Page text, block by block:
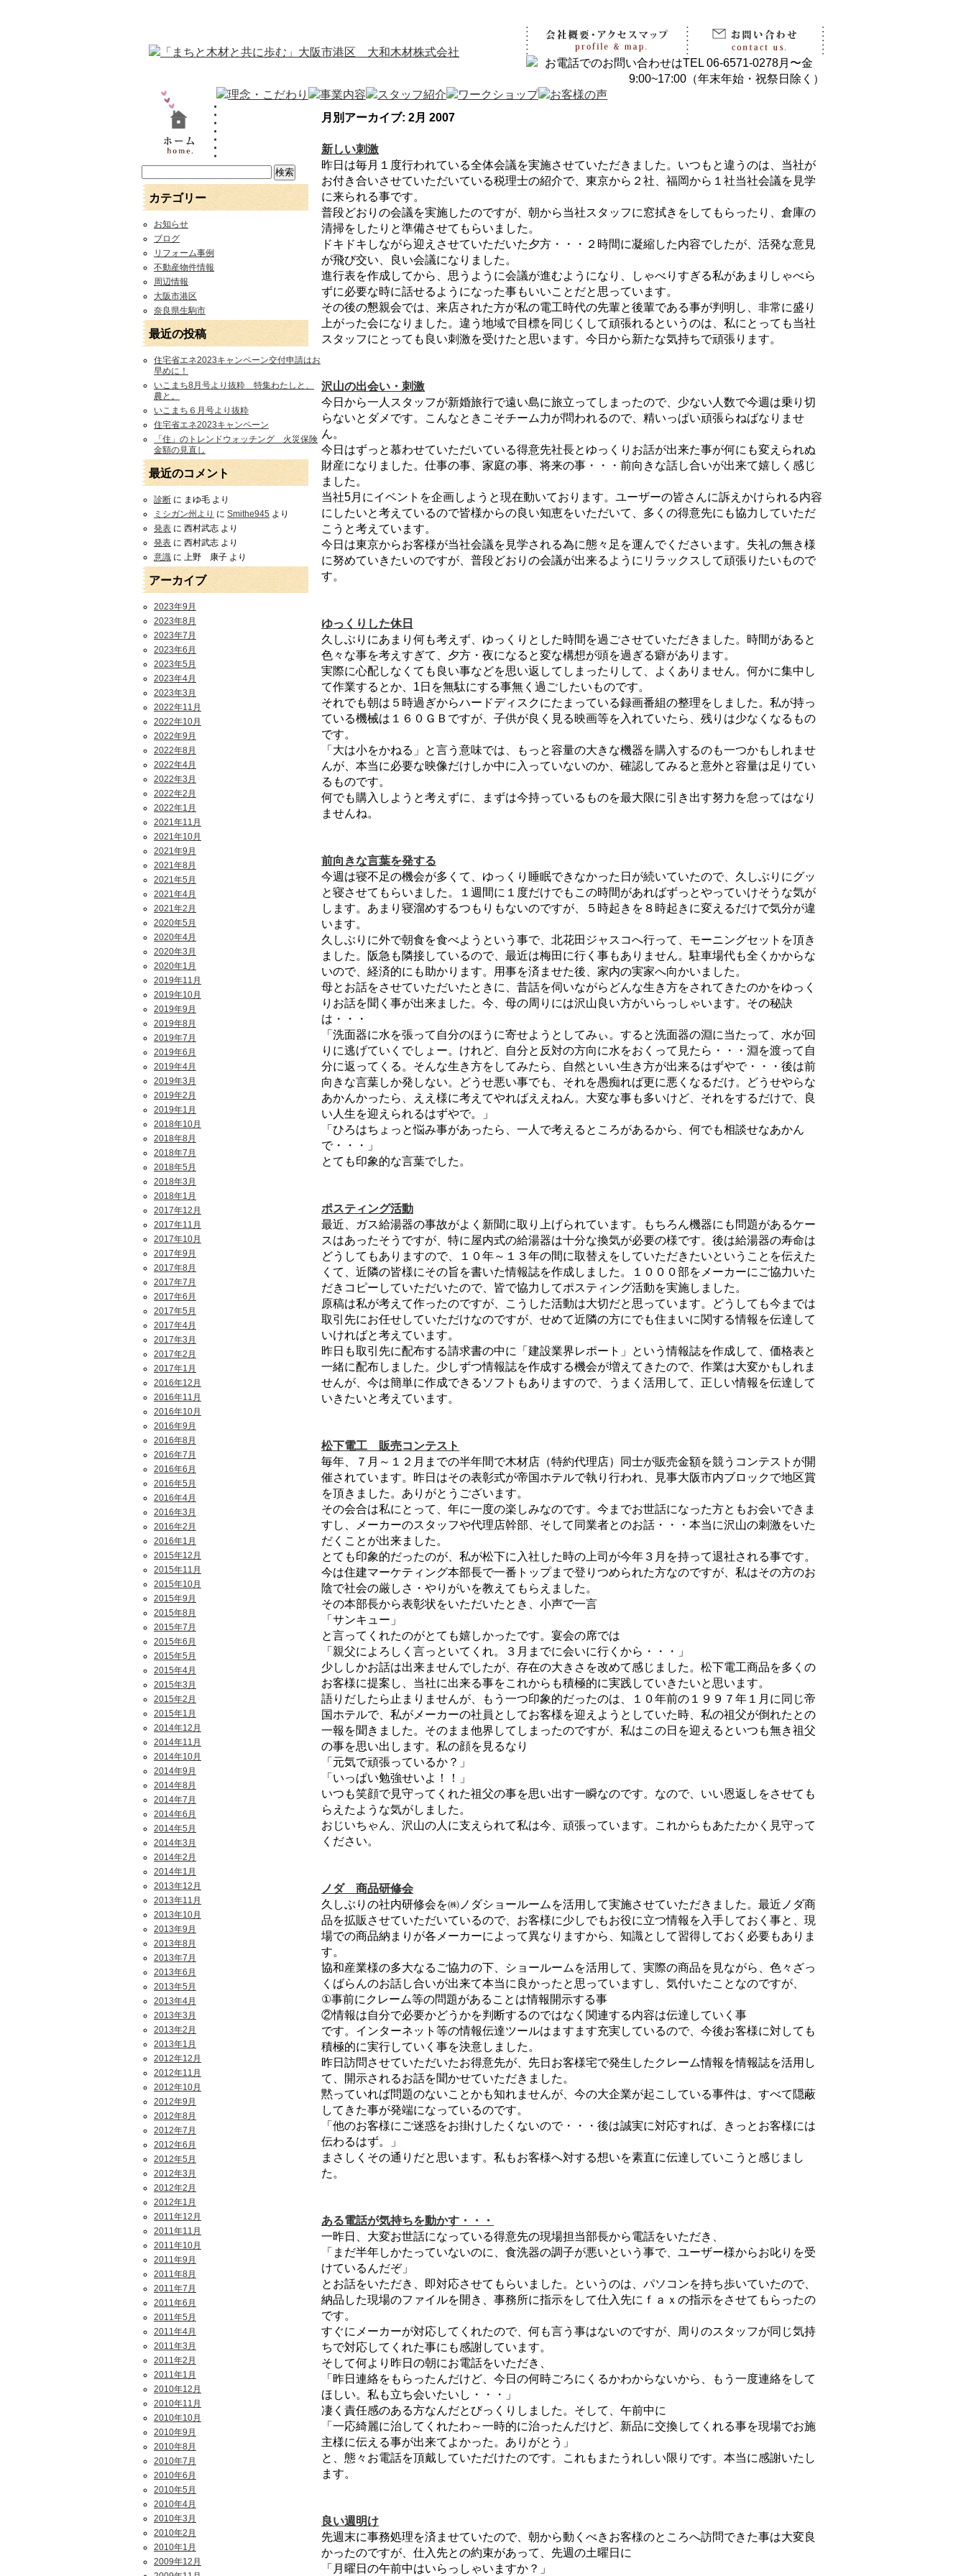
月別アーカイブ: 2月 2007
新しい刺激
昨日は毎月１度行われている全体会議を実施させていただきました。いつもと違うのは、当社が
お付き合いさせていただいている税理士の紹介で、東京から２社、福岡から１社当社会議を見学
に来られる事です。
普段どおりの会議を実施したのですが、朝から当社スタッフに窓拭きをしてもらったり、倉庫の
清掃をしたりと準備させてもらいました。
ドキドキしながら迎えさせていただいた夕方・・・２時間に凝縮した内容でしたが、活発な意見
が飛び交い、良い会議になりました。
進行表を作成してから、思うように会議が進むようになり、しゃべりすぎる私があまりしゃべら
ずに必要な時に話せるようになった事もいいことだと思っています。
その後の懇親会では、来店された方が私の電工時代の先輩と後輩である事が判明し、非常に盛り
上がった会になりました。違う地域で目標を同じくして頑張れるというのは、私にとっても当社
スタッフにとっても良い刺激を受けたと思います。今日から新たな気持ちで頑張ります。
沢山の出会い・刺激
今日から一人スタッフが新婚旅行で遠い島に旅立ってしまったので、少ない人数で今週は乗り切
らないとダメです。こんなときこそチーム力が問われるので、精いっぱい頑張らねばなりませ
ん。
今日はずっと慕わせていただいている得意先社長とゆっくりお話が出来た事が何にも変えられぬ
財産になりました。仕事の事、家庭の事、将来の事・・・前向きな話し合いが出来て嬉しく感じ
ました。
当社5月にイベントを企画しようと現在動いております。ユーザーの皆さんに訴えかけられる内容
にしたいと考えているので皆様からの良い知恵をいただいて、多くの得意先にも協力していただ
こうと考えています。
今日は東京からお客様が当社会議を見学される為に態々足を運んでくださいます。失礼の無き様
に努めていきたいのですが、普段どおりの会議が出来るようにリラックスして頑張りたいもので
す。
ゆっくりした休日
久しぶりにあまり何も考えず、ゆっくりとした時間を過ごさせていただきました。時間があると
色々な事を考えすぎて、夕方・夜になると変な構想が頭を過ぎる癖があります。
実際に心配しなくても良い事などを思い返してしまったりして、よくありません。何かに集中し
て作業するとか、1日を無駄にする事無く過ごしたいものです。
それでも朝は５時過ぎからハードディスクにたまっている録画番組の整理をしました。私が持っ
ている機械は１６０ＧＢですが、子供が良く見る映画等を入れていたら、残りは少なくなるもの
です。
「大は小をかねる」と言う意味では、もっと容量の大きな機器を購入するのも一つかもしれませ
んが、本当に必要な映像だけしか中に入っていないのか、確認してみると意外と容量は足りてい
るものです。
何でも購入しようと考えずに、まずは今持っているものを最大限に引き出す努力を怠ってはなり
ませんね。
前向きな言葉を発する
今週は寝不足の機会が多くて、ゆっくり睡眠できなかった日が続いていたので、久しぶりにグッ
と寝させてもらいました。１週間に１度だけでもこの時間があればずっとやっていけそうな気が
します。あまり寝溜めするつもりもないのですが、５時起きを８時起きに変えるだけで気分が違
います。
久しぶりに外で朝食を食べようという事で、北花田ジャスコへ行って、モーニングセットを頂き
ました。阪急も隣接しているので、最近は梅田に行く事もありません。駐車場代も全くかからな
いので、経済的にも助かります。用事を済ませた後、家内の実家へ向かいました。
母とお話をさせていただいたときに、昔話を伺いながらどんな生き方をされてきたのかをゆっく
りお話を聞く事が出来ました。今、母の周りには沢山良い方がいらっしゃいます。その秘訣
は・・・
「洗面器に水を張って自分のほうに寄せようとしてみぃ。すると洗面器の淵に当たって、水が回
りに逃げていくでしょー。けれど、自分と反対の方向に水をおくって見たら・・・淵を渡って自
分に返ってくる。そんな生き方をしてみたら、自然といい生き方が出来るはずやで・・・後は前
向きな言葉しか発しない。どうせ悪い事でも、それを愚痴れば更に悪くなるだけ。どうせやらな
あかんかったら、ええ様に考えてやればええねん。大変な事も多いけど、それをするだけで、良
い人生を迎えられるはずやで。」
「ひろはちょっと悩み事があったら、一人で考えるところがあるから、何でも相談せなあかん
で・・・」
とても印象的な言葉でした。
ポスティング活動
最近、ガス給湯器の事故がよく新聞に取り上げられています。もちろん機器にも問題があるケー
スはあったそうですが、特に屋内式の給湯器は十分な換気が必要の様です。後は給湯器の寿命は
どうしてもありますので、１０年～１３年の間に取替えをしていただきたいということを伝えた
くて、近隣の皆様にその旨を書いた情報誌を作成しました。１０００部をメーカーにご協力いた
だきコピーしていただいたので、皆で協力してポスティング活動を実施しました。
原稿は私が考えて作ったのですが、こうした活動は大切だと思っています。どうしても今までは
取引先にお任せしていただけなのですが、せめて近隣の方にでも住まいに関する情報を伝達して
いければと考えています。
昨日も取引先に配布する請求書の中に「建設業界レポート」という情報誌を作成して、価格表と
一緒に配布しました。少しずつ情報誌を作成する機会が増えてきたので、作業は大変かもしれま
せんが、今は簡単に作成できるソフトもありますので、うまく活用して、正しい情報を伝達して
いきたいと考えています。
松下電工 販売コンテスト
毎年、７月～１２月までの半年間で木材店（特約代理店）同士が販売金額を競うコンテストが開
催されています。昨日はその表彰式が帝国ホテルで執り行われ、見事大阪市内ブロックで地区賞
を頂きました。ありがとうございます。
その会合は私にとって、年に一度の楽しみなのです。今までお世話になった方ともお会いできま
すし、メーカーのスタッフや代理店幹部、そして同業者とのお話・・・本当に沢山の刺激をいた
だくことが出来ました。
とても印象的だったのが、私が松下に入社した時の上司が今年３月を持って退社される事です。
今は住建マーケティング本部長で一番トップまで登りつめられた方なのですが、私はその方のお
陰で社会の厳しさ・やりがいを教えてもらえました。
その本部長から表彰状をいただいたとき、小声で一言
「サンキュー」
と言ってくれたのがとても嬉しかったです。宴会の席では
「親父によろしく言っといてくれ。３月までに会いに行くから・・・」
少ししかお話は出来ませんでしたが、存在の大きさを改めて感じました。松下電工商品を多くの
お客様に提案し、当社に出来る事をこれからも積極的に実践していきたいと思います。
語りだしたら止まりませんが、もう一つ印象的だったのは、１０年前の１９９７年１月に同じ帝
国ホテルで、私がメーカーの社員としてお客様を迎えようとしていた時、私の祖父が倒れたとの
一報を聞きました。そのまま他界してしまったのですが、私はこの日を迎えるといつも無き祖父
の事を思い出します。私の顔を見るなり
「元気で頑張っているか？」
「いっぱい勉強せいよ！！」
いつも笑顔で見守ってくれた祖父の事を思い出す一瞬なのです。なので、いい恩返しをさせても
らえたような気がしました。
おじいちゃん、沢山の人に支えられて私は今、頑張っています。これからもあたたかく見守って
ください。
ノダ 商品研修会
久しぶりの社内研修会を㈱ノダショールームを活用して実施させていただきました。最近ノダ商
品を拡販させていただいているので、お客様に少しでもお役に立つ情報を入手しておく事と、現
場での商品納まりが各メーカーによって異なりますから、知識として習得しておく必要もありま
す。
協和産業様の多大なるご協力の下、ショールームを活用して、実際の商品を見ながら、色々ざっ
くばらんのお話し合いが出来て本当に良かったと思っていますし、気付いたことなのですが、
①事前にクレーム等の問題があることは情報開示する事
②情報は自分で必要かどうかを判断するのではなく関連する内容は伝達していく事
です。インターネット等の情報伝達ツールはますます充実しているので、今後お客様に対しても
積極的に実行していく事を決意しました。
昨日訪問させていただいたお得意先が、先日お客様宅で発生したクレーム情報を情報誌を活用し
て、開示されるお話を聞かせていただきました。
黙っていれば問題のないことかも知れませんが、今の大企業が起こしている事件は、すべて隠蔽
してきた事が発端になっているのです。
「他のお客様にご迷惑をお掛けしたくないので・・・後は誠実に対応すれば、きっとお客様には
伝わるはず。」
まさしくその通りだと思います。私もお客様へ対する想いを素直に伝達していこうと感じまし
た。
ある電話が気持ちを動かす・・・
一昨日、大変お世話になっている得意先の現場担当部長から電話をいただき、
「まだ半年しかたっていないのに、食洗器の調子が悪いという事で、ユーザー様からお叱りを受
けているんだぞ」
とお話をいただき、即対応させてもらいました。というのは、パソコンを持ち歩いていたので、
納品した現場のファイルを開き、事務所に指示をして仕入先にｆａｘの指示をさせてもらったの
です。
すぐにメーカーが対応してくれたので、何も言う事はないのですが、周りのスタッフが同じ気持
ちで対応してくれた事にも感謝しています。
そして何より昨日の朝にお電話をいただき、
「昨日連絡をもらったんだけど、今日の何時ごろにくるかわからないから、もう一度連絡をして
ほしい。私も立ち会いたいし・・・」
凄く責任感のある方なんだとびっくりしました。そして、午前中に
「一応綺麗に治してくれたわ～一時的に治ったんだけど、新品に交換してくれる事を現場でお施
主様に伝える事が出来てよかった。ありがとう」
と、態々お電話を頂戴していただけたのです。これもまたうれしい限りです。本当に感謝いたし
ます。
良い週明け
先週末に事務処理を済ませていたので、朝から動くべきお客様のところへ訪問できた事は大変良
かったのですが、仕入先との約束があって、先週の土曜日に
「月曜日の午前中はいらっしゃいますか？」
カテゴリー
お知らせ
ブログ
リフォーム事例
不動産物件情報
周辺情報
大阪市港区
奈良県生駒市
最近の投稿
住宅省エネ2023キャンペーン交付申請はお
早めに！
いこまち8月号より抜粋 特集わたしと、
農と。
いこまち６月号より抜粋
住宅省エネ2023キャンペーン
「住」のトレンドウォッチング 火災保険
金額の見直し
最近のコメント
診断 に まゆ毛 より
ミシガン州より に Smithe945 より
発表 に 西村武志 より
発表 に 西村武志 より
意識 に 上野 康子 より
アーカイブ
2023年9月
2023年8月
2023年7月
2023年6月
2023年5月
2023年4月
2023年3月
2022年11月
2022年10月
2022年9月
2022年8月
2022年4月
2022年3月
2022年2月
2022年1月
2021年11月
2021年10月
2021年9月
2021年8月
2021年5月
2021年4月
2021年2月
2020年5月
2020年4月
2020年3月
2020年1月
2019年11月
2019年10月
2019年9月
2019年8月
2019年7月
2019年6月
2019年4月
2019年3月
2019年2月
2019年1月
2018年10月
2018年8月
2018年7月
2018年5月
2018年3月
2018年1月
2017年12月
2017年11月
2017年10月
2017年9月
2017年8月
2017年7月
2017年6月
2017年5月
2017年4月
2017年3月
2017年2月
2017年1月
2016年12月
2016年11月
2016年10月
2016年9月
2016年8月
2016年7月
2016年6月
2016年5月
2016年4月
2016年3月
2016年2月
2016年1月
2015年12月
2015年11月
2015年10月
2015年9月
2015年8月
2015年7月
2015年6月
2015年5月
2015年4月
2015年3月
2015年2月
2015年1月
2014年12月
2014年11月
2014年10月
2014年9月
2014年8月
2014年7月
2014年6月
2014年5月
2014年3月
2014年2月
2014年1月
2013年12月
2013年11月
2013年10月
2013年9月
2013年8月
2013年7月
2013年6月
2013年5月
2013年4月
2013年3月
2013年2月
2013年1月
2012年12月
2012年11月
2012年10月
2012年9月
2012年8月
2012年7月
2012年6月
2012年5月
2012年3月
2012年2月
2012年1月
2011年12月
2011年11月
2011年10月
2011年9月
2011年8月
2011年7月
2011年6月
2011年5月
2011年4月
2011年3月
2011年2月
2011年1月
2010年12月
2010年11月
2010年10月
2010年9月
2010年8月
2010年7月
2010年6月
2010年5月
2010年4月
2010年3月
2010年2月
2010年1月
2009年12月